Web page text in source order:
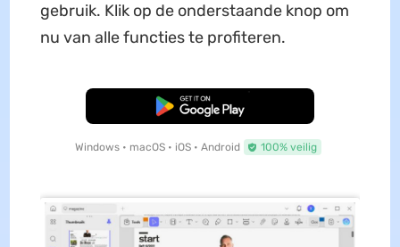
gebruik. Klik op de onderstaande knop om
nu van alle functies te profiteren.
Gratis Download
Windows • macOS • iOS • Android 100% veilig